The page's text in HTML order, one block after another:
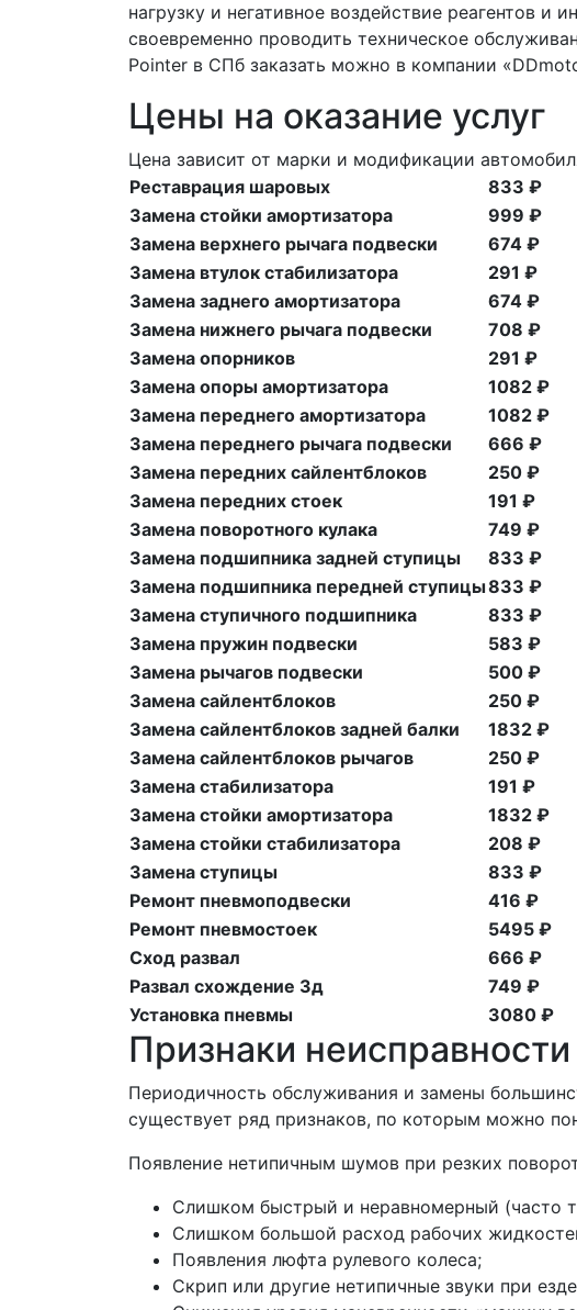
нагрузку и негативное воздействие реагентов
своевременно проводить техническое
Pointer в СПб заказать можно в компании
Цены на оказание услуг
Цена зависит от марки и модификации
Реставрация шаровых
833 ₽
Замена стойки амортизатора
999 ₽
Замена верхнего рычага подвески
674 ₽
Замена втулок стабилизатора
291 ₽
Замена заднего амортизатора
674 ₽
Замена нижнего рычага подвески
708 ₽
Замена опорников
291 ₽
Замена опоры амортизатора
1082 ₽
Замена переднего амортизатора
1082 ₽
Замена переднего рычага подвески
666 ₽
Замена передних сайлентблоков
250 ₽
Замена передних стоек
191 ₽
Замена поворотного кулака
749 ₽
Замена подшипника задней ступицы
833 ₽
Замена подшипника передней ступицы833 ₽
Замена ступичного подшипника
833 ₽
Замена пружин подвески
583 ₽
Замена рычагов подвески
500 ₽
Замена сайлентблоков
250 ₽
Замена сайлентблоков задней балки
1832 ₽
Замена сайлентблоков рычагов
250 ₽
Замена стабилизатора
191 ₽
Замена стойки амортизатора
1832 ₽
Замена стойки стабилизатора
208 ₽
Замена ступицы
833 ₽
Ремонт пневмоподвески
416 ₽
Ремонт пневмостоек
5495 ₽
Сход развал
666 ₽
Развал схождение 3д
749 ₽
Установка пневмы
3080 ₽
Признаки
Периодичность обслуживания и замены
существует ряд признаков, по которым можно
Появление нетипичным шумов при резких
Слишком быстрый и неравномерный (часто
Слишком большой расход рабочих
Появления люфта рулевого колеса;
Скрип или другие нетипичные звуки при